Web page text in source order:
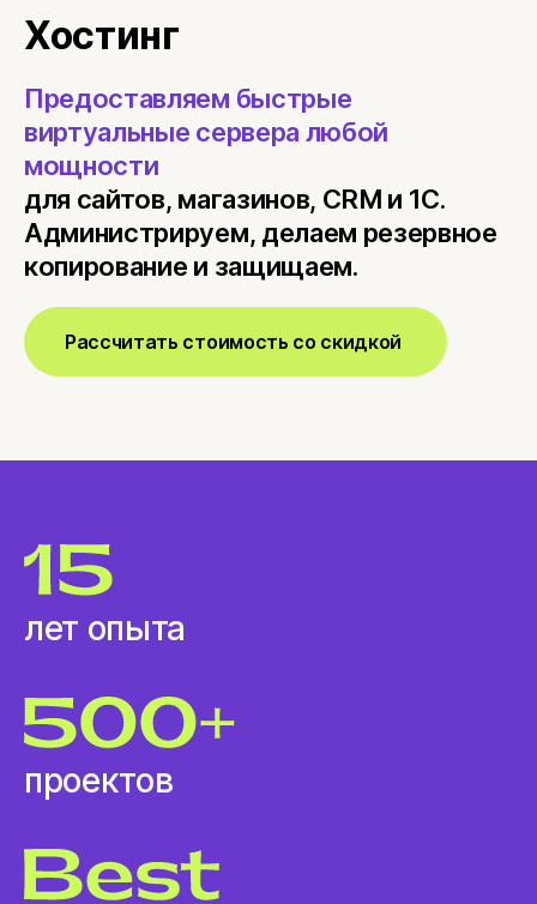
Техподдержка
1С-Бухгалтерия
Интеграция 1С
Хостинг
Предоставляем быстрые
виртуальные сервера любой
мощности
для сайтов, магазинов, CRM и 1С.
Администрируем, делаем резервное
копирование и защищаем.
Рассчитать стоимость со скидкой
лет опыта
проектов